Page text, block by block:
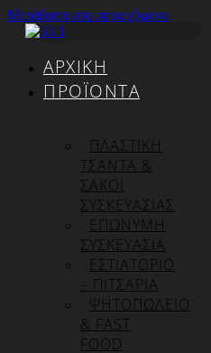
Μετάβαση στο περιεχόμενο
ΑΡΧΙΚΉ
ΠΡΟΪΌΝΤΑ
ΠΛΑΣΤΙΚΗ
ΤΣΑΝΤΑ &
ΣΑΚΟΙ
ΣΥΣΚΕΥΑΣΙΑΣ
ΕΠΏΝΥΜΗ
ΣΥΣΚΕΥΑΣΊΑ
ΕΣΤΙΑΤΟΡΙΟ
– ΠΙΤΣΑΡΙΑ
ΨΗΤΟΠΩΛΕΙΟ
& FAST
FOOD